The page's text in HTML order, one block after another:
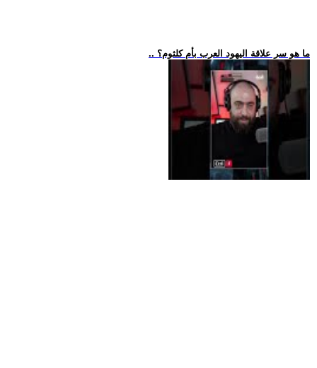
.. ما هو سر علاقة اليهود العرب بأم كلثوم؟